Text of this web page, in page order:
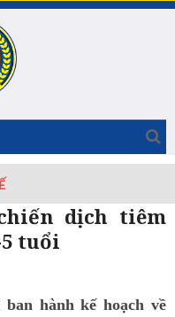
dịch tiêm
tuổi
hành kế hoạch về